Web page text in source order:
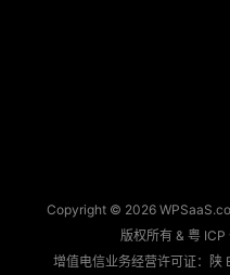
Copyright © 2026
版权所有 & 粤
增值电信业务经营许可证：陕